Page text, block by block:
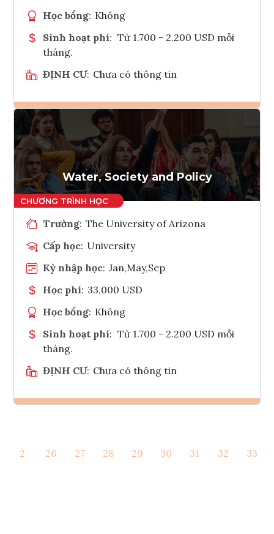
Học bổng: Không
Sinh hoạt phí: Từ 1.700 - 2.200 USD mỗi
tháng.
ĐỊNH CƯ: Chưa có thông tin
Ghi danh
Tham vấn Interlink
Water, Society and Policy
Trường: The University of Arizona
Cấp học: University
Kỳ nhập học: Jan,May,Sep
Học phí: 33,000 USD
Học bổng: Không
Sinh hoạt phí: Từ 1.700 - 2.200 USD mỗi
tháng.
ĐỊNH CƯ: Chưa có thông tin
Tham vấn Interlink
2 26 27 28 29 30 31 32 33